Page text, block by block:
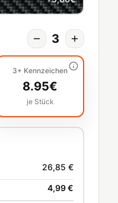
3
3+ Kennzeichen
8.95€
je Stück
26,85 €
4,99 €